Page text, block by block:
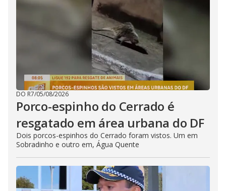
DO R7/05/08/2026
Porco-espinho do Cerrado é
resgatado em área urbana do DF
Dois porcos-espinhos do Cerrado foram vistos. Um em
Sobradinho e outro em, Água Quente